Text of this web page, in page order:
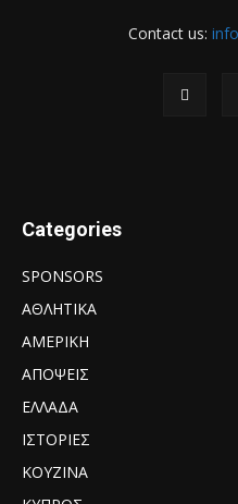
Contact us:
Categories
SPONSORS
ΑΘΛΗΤΙΚΑ
ΑΜΕΡΙΚΗ
ΑΠΟΨΕΙΣ
ΕΛΛΑΔΑ
ΙΣΤΟΡΙΕΣ
ΚΟΥΖΙΝΑ